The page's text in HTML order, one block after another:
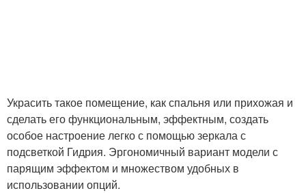
Украсить такое помещение, как спальня или прихожая и
сделать его функциональным, эффектным, создать
особое настроение легко с помощью зеркала с
подсветкой Гидрия. Эргономичный вариант модели с
парящим эффектом и множеством удобных в
использовании опций.